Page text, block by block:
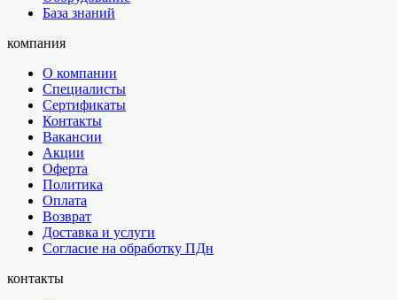
База знаний
компания
О компании
Специалисты
Сертификаты
Контакты
Вакансии
Акции
Оферта
Политика
Оплата
Возврат
Доставка и услуги
Согласие на обработку ПДн
контакты